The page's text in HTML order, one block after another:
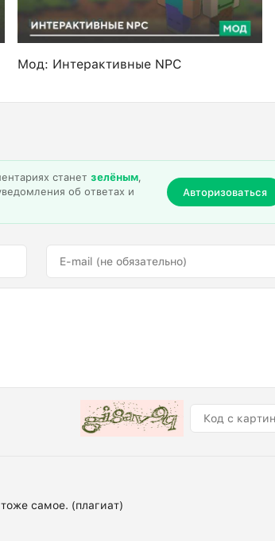
Мод: Интерактивные NPC
станет зелёным,
об ответах и
Авторизоваться
самое. (плагиат)